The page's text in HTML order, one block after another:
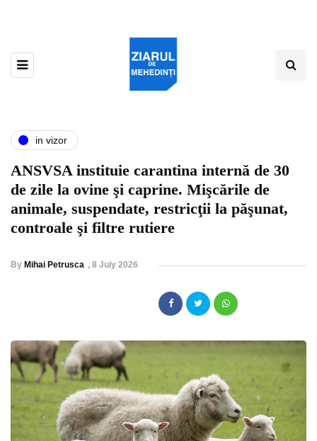
in vizor
ANSVSA instituie carantina internă de 30
de zile la ovine şi caprine. Mişcările de
animale, suspendate, restricţii la păşunat,
controale şi filtre rutiere
By Mihai Petrusca , 8 July 2026